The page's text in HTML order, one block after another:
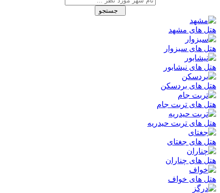
جستجو
هتل های مشهد
هتل های سبزوار
هتل های نیشابور
هتل های بردسکن
هتل های تربت جام
هتل های تربت حیدریه
هتل های جغتای
هتل های چناران
هتل های خواف